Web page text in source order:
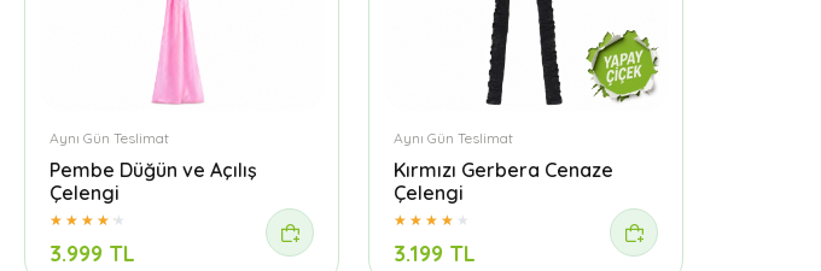
Aynı Gün Teslimat
Pembe Düğün ve Açılış
Çelengi
3.999 TL
Aynı Gün Teslimat
Kırmızı Gerbera Cenaze
Çelengi
3.199 TL